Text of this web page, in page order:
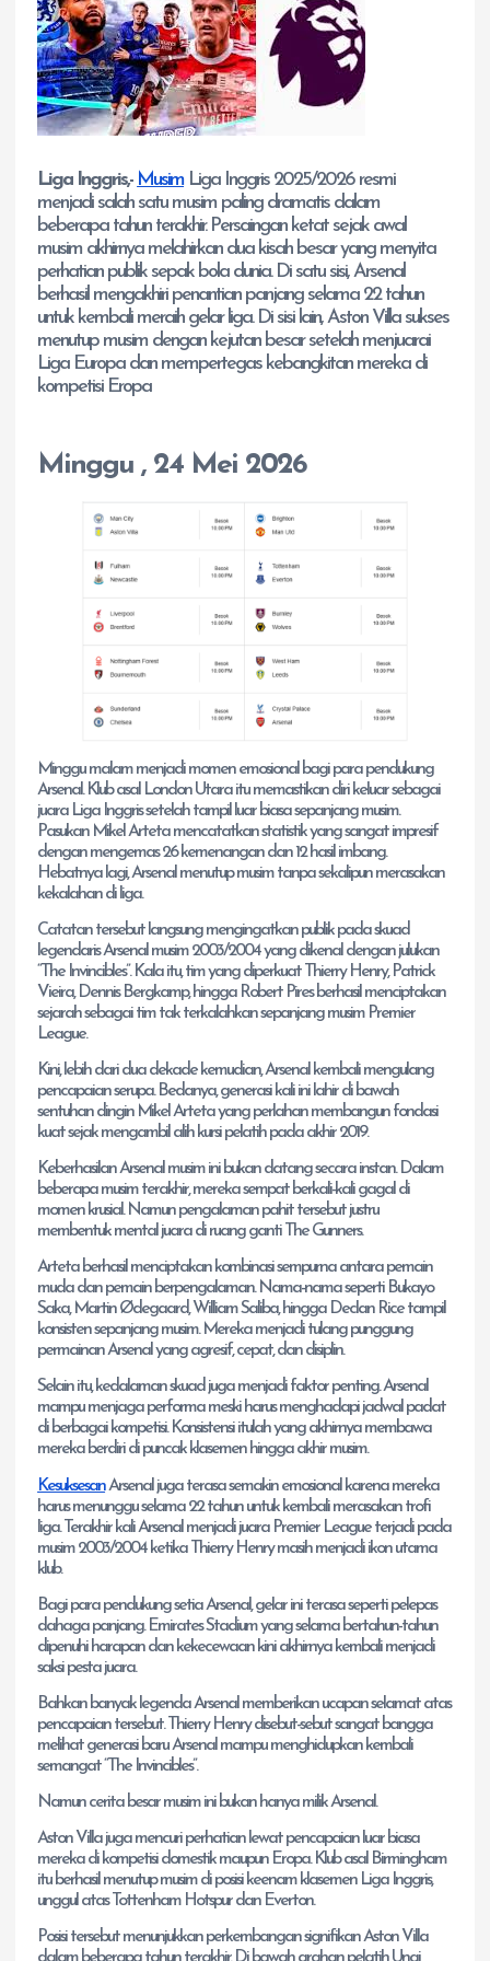
Liga Inggris,- MusimLiga Inggris 2025/2026 resmi
menjadi salah satu musim paling dramatis dalam
beberapa tahun terakhir. Persaingan ketat sejak awal
musim akhirnya melahirkan dua kisah besar yang menyita
perhatian publik sepak bola dunia. Di satu sisi, Arsenal
berhasil mengakhiri penantian panjang selama 22 tahun
untuk kembali meraih gelar liga. Di sisi lain, Aston Villa sukses
menutup musim dengan kejutan besar setelah menjuarai
Liga Europa dan mempertegas kebangkitan mereka di
kompetisi Eropa
Minggu , 24 Mei 2026
Minggu malam menjadi momen emosional bagi para pendukung
Arsenal. Klub asal London Utara itu memastikan diri keluar sebagai
juara Liga Inggris setelah tampil luar biasa sepanjang musim.
Pasukan Mikel Arteta mencatatkan statistik yang sangat impresif
dengan mengemas 26 kemenangan dan 12 hasil imbang.
Hebatnya lagi, Arsenal menutup musim tanpa sekalipun merasakan
kekalahan di liga.
Catatan tersebut langsung mengingatkan publik pada skuad
legendaris Arsenal musim 2003/2004 yang dikenal dengan julukan
“The Invincibles”. Kala itu, tim yang diperkuat Thierry Henry, Patrick
Vieira, Dennis Bergkamp, hingga Robert Pires berhasil menciptakan
sejarah sebagai tim tak terkalahkan sepanjang musim Premier
League.
Kini, lebih dari dua dekade kemudian, Arsenal kembali mengulang
pencapaian serupa. Bedanya, generasi kali ini lahir di bawah
sentuhan dingin Mikel Arteta yang perlahan membangun fondasi
kuat sejak mengambil alih kursi pelatih pada akhir 2019.
Keberhasilan Arsenal musim ini bukan datang secara instan. Dalam
beberapa musim terakhir, mereka sempat berkali-kali gagal di
momen krusial. Namun pengalaman pahit tersebut justru
membentuk mental juara di ruang ganti The Gunners.
Arteta berhasil menciptakan kombinasi sempurna antara pemain
muda dan pemain berpengalaman. Nama-nama seperti Bukayo
Saka, Martin Ødegaard, William Saliba, hingga Declan Rice tampil
konsisten sepanjang musim. Mereka menjadi tulang punggung
permainan Arsenal yang agresif, cepat, dan disiplin.
Selain itu, kedalaman skuad juga menjadi faktor penting. Arsenal
mampu menjaga performa meski harus menghadapi jadwal padat
di berbagai kompetisi. Konsistensi itulah yang akhirnya membawa
mereka berdiri di puncak klasemen hingga akhir musim.
KesuksesanArsenal juga terasa semakin emosional karena mereka
harus menunggu selama 22 tahun untuk kembali merasakan trofi
liga. Terakhir kali Arsenal menjadi juara Premier League terjadi pada
musim 2003/2004 ketika Thierry Henry masih menjadi ikon utama
klub.
Bagi para pendukung setia Arsenal, gelar ini terasa seperti pelepas
dahaga panjang. Emirates Stadium yang selama bertahun-tahun
dipenuhi harapan dan kekecewaan kini akhirnya kembali menjadi
saksi pesta juara.
Bahkan banyak legenda Arsenal memberikan ucapan selamat atas
pencapaian tersebut. Thierry Henry disebut-sebut sangat bangga
melihat generasi baru Arsenal mampu menghidupkan kembali
semangat “The Invincibles”.
Namun cerita besar musim ini bukan hanya milik Arsenal.
Aston Villa juga mencuri perhatian lewat pencapaian luar biasa
mereka di kompetisi domestik maupun Eropa. Klub asal Birmingham
itu berhasil menutup musim di posisi keenam klasemen Liga Inggris,
unggul atas Tottenham Hotspur dan Everton.
Posisi tersebut menunjukkan perkembangan signifikan Aston Villa